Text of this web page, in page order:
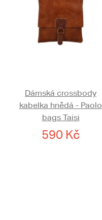
Dámská crossbody
kabelka hnědá - Paolo
bags Taisi
590 Kč